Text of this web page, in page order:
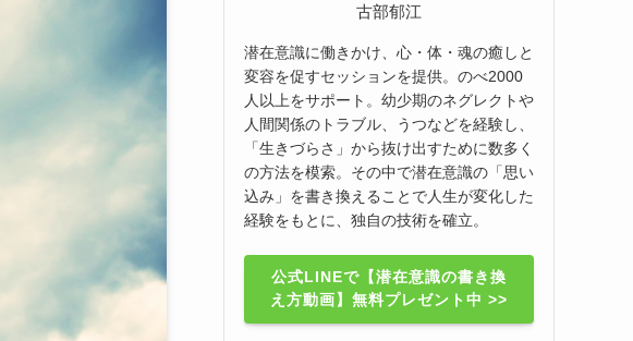
古部郁江
潜在意識に働きかけ、心・体・魂の癒しと
変容を促すセッションを提供。のべ2000
人以上をサポート。幼少期のネグレクトや
人間関係のトラブル、うつなどを経験し、
「生きづらさ」から抜け出すために数多く
の方法を模索。その中で潜在意識の「思い
込み」を書き換えることで人生が変化した
経験をもとに、独自の技術を確立。
公式LINEで【潜在意識の書き換
え方動画】無料プレゼント中 >>